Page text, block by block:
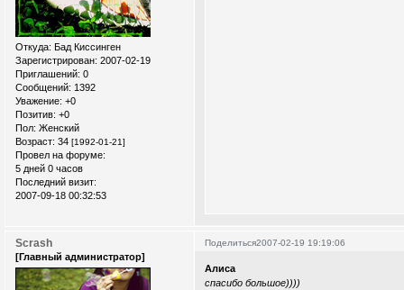
Откуда: Бад Киссинген
Зарегистрирован: 2007-02-19
Приглашений: 0
Сообщений: 1392
Уважение: +0
Позитив: +0
Пол: Женский
Возраст: 34 [1992-01-21]
Провел на форуме:
5 дней 0 часов
Последний визит:
2007-09-18 00:32:53
Поделиться2007-02-19 19:19:06
Scrash
[Главный администратор]
Алиса
спасибо большое))))